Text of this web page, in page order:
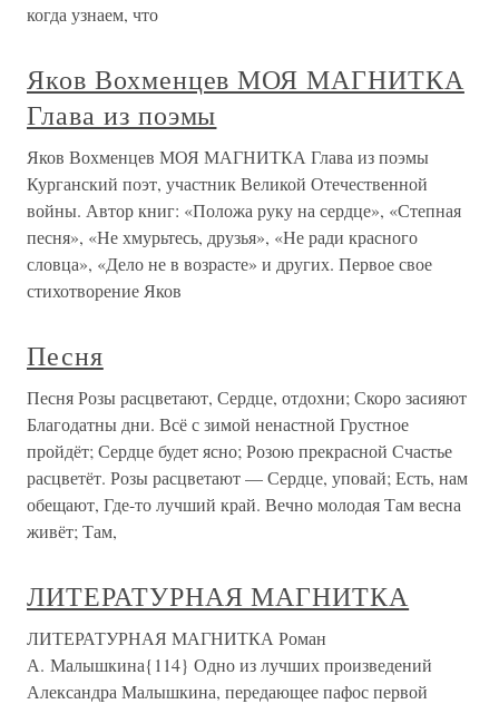
когда узнаем, что
Яков Вохменцев МОЯ МАГНИТКА
Глава из поэмы
Яков Вохменцев МОЯ МАГНИТКА Глава из поэмы
Курганский поэт, участник Великой Отечественной
войны. Автор книг: «Положа руку на сердце», «Степная
песня», «Не хмурьтесь, друзья», «Не ради красного
словца», «Дело не в возрасте» и других. Первое свое
стихотворение Яков
Песня
Песня Розы расцветают, Сердце, отдохни; Скоро засияют
Благодатны дни. Всё с зимой ненастной Грустное
пройдёт; Сердце будет ясно; Розою прекрасной Счастье
расцветёт. Розы расцветают — Сердце, уповай; Есть, нам
обещают, Где-то лучший край. Вечно молодая Там весна
живёт; Там,
ЛИТЕРАТУРНАЯ МАГНИТКА
ЛИТЕРАТУРНАЯ МАГНИТКА Роман
А. Малышкина{114} Одно из лучших произведений
Александра Малышкина, передающее пафос первой